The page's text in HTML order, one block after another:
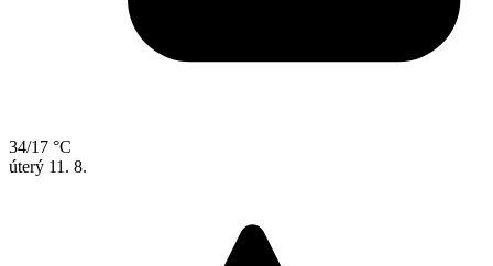
34/17 °C
úterý 11. 8.